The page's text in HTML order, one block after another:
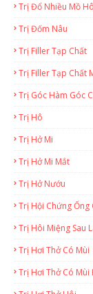
Trị Đổ Nhiều Mồ
Trị Đốm Nâu
Trị Filler Tạp Chất
Trị Filler Tạp Chất
Trị Góc Hàm Góc
Trị Hô
Trị Hở Mi
Trị Hở Mi Mắt
Trị Hở Nướu
Trị Hội Chứng Ống
Trị Hôi Miệng Sau
Trị Hơi Thở Có Mùi
Trị Hơi Thở Có Mùi